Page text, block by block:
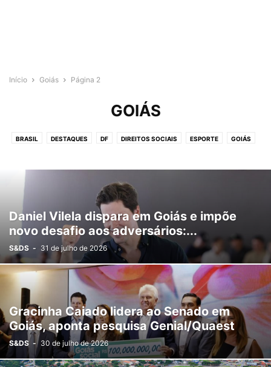
Início Goiás Página 2
GOIÁS
BRASIL DESTAQUES DF DIREITOS SOCIAIS ESPORTE GOIÁS
Daniel Vilela dispara em Goiás e impõe
novo desafio aos adversários:...
S&DS - 31 de julho de 2026
Gracinha Caiado lidera ao Senado em
Goiás, aponta pesquisa Genial/Quaest
S&DS - 30 de julho de 2026